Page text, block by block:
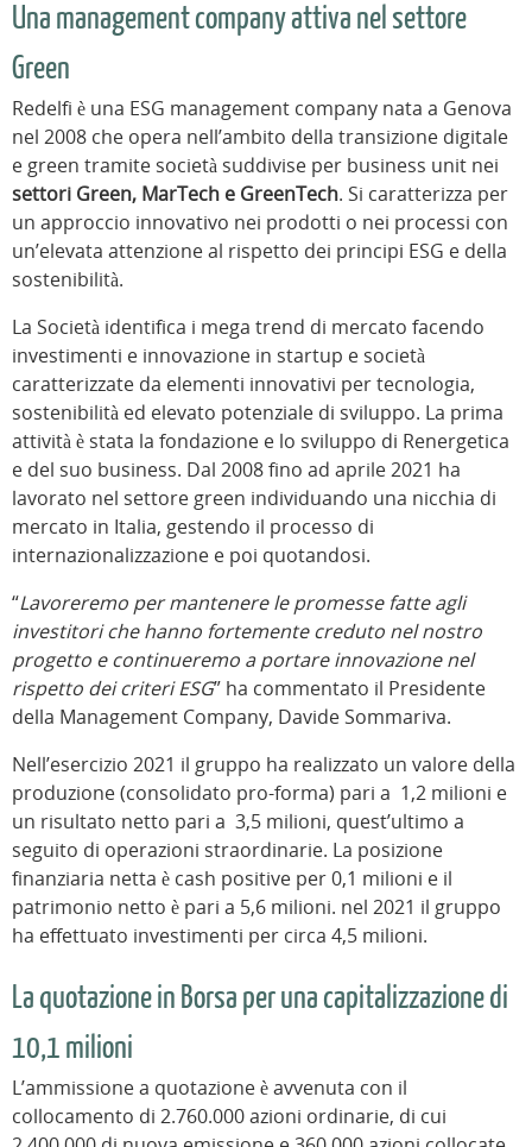
Una management company attiva nel settore
Green
Redelfi è una ESG management company nata a Genova
nel 2008 che opera nell’ambito della transizione digitale
e green tramite società suddivise per business unit nei
settori Green, MarTech e GreenTech. Si caratterizza per
un approccio innovativo nei prodotti o nei processi con
un’elevata attenzione al rispetto dei principi ESG e della
sostenibilità.
La Società identifica i mega trend di mercato facendo
investimenti e innovazione in startup e società
caratterizzate da elementi innovativi per tecnologia,
sostenibilità ed elevato potenziale di sviluppo. La prima
attività è stata la fondazione e lo sviluppo di Renergetica
e del suo business. Dal 2008 fino ad aprile 2021 ha
lavorato nel settore green individuando una nicchia di
mercato in Italia, gestendo il processo di
internazionalizzazione e poi quotandosi.
“Lavoreremo per mantenere le promesse fatte agli
investitori che hanno fortemente creduto nel nostro
progetto e continueremo a portare innovazione nel
rispetto dei criteri ESG” ha commentato il Presidente
della Management Company, Davide Sommariva.
Nell’esercizio 2021 il gruppo ha realizzato un valore della
produzione (consolidato pro-forma) pari a 1,2 milioni e
un risultato netto pari a 3,5 milioni, quest’ultimo a
seguito di operazioni straordinarie. La posizione
finanziaria netta è cash positive per 0,1 milioni e il
patrimonio netto è pari a 5,6 milioni. nel 2021 il gruppo
ha effettuato investimenti per circa 4,5 milioni.
La quotazione in Borsa per una capitalizzazione di
10,1 milioni
L’ammissione a quotazione è avvenuta con il
collocamento di 2.760.000 azioni ordinarie, di cui